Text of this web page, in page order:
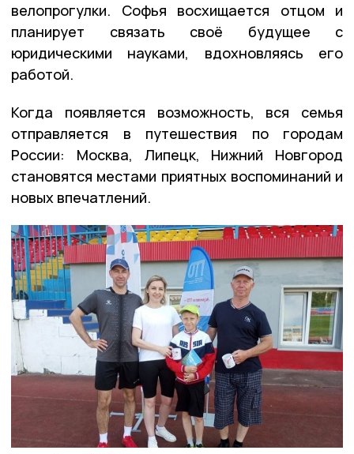
велопрогулки. Софья восхищается отцом и
планирует связать своё будущее с
юридическими науками, вдохновляясь его
работой.
Когда появляется возможность, вся семья
отправляется в путешествия по городам
России: Москва, Липецк, Нижний Новгород
становятся местами приятных воспоминаний и
новых впечатлений.